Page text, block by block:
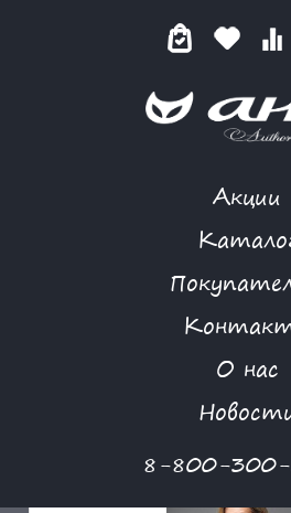
Акции
О нас
8-800-
КАТАЛОГ